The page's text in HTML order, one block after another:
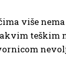
više nema
teškim